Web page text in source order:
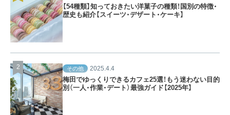
【54種類】知っておきたい洋菓子の種類！国別の特徴・
歴史も紹介【スイーツ・デザート・ケーキ】
その他 2025.4.4
梅田でゆっくりできるカフェ25選！もう迷わない目的
別（一人・作業・デート）最強ガイド【2025年】